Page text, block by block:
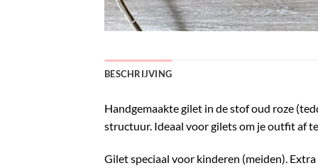
BESCHRIJVING
Handgemaakte gilet in de stof oud roze
structuur. Ideaal voor gilets om je outfit af
Gilet speciaal voor kinderen (meiden).